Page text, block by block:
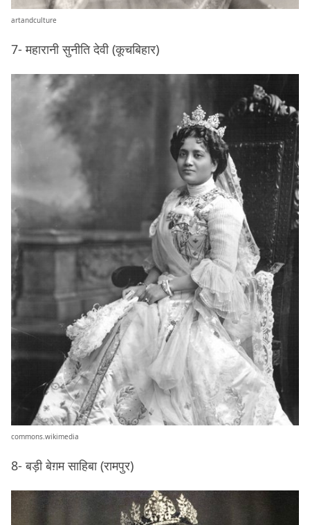
artandculture
7- महारानी सुनीति देवी (कूचबिहार)
commons.wikimedia
8- बड़ी बेग़म साहिबा (रामपुर)